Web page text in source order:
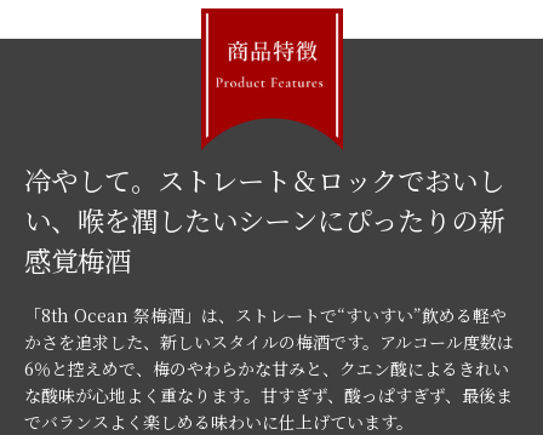
冷やして。ストレート＆ロックでおいし
い、喉を潤したいシーンにぴったりの新
感覚梅酒
「8th Ocean 祭梅酒」は、ストレートで“すいすい”飲める軽や
かさを追求した、新しいスタイルの梅酒です。アルコール度数は
6％と控えめで、梅のやわらかな甘みと、クエン酸によるきれい
な酸味が心地よく重なります。甘すぎず、酸っぱすぎず、最後ま
でバランスよく楽しめる味わいに仕上げています。